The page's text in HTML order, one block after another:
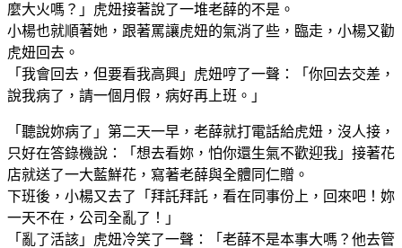
麼大火嗎？」虎妞接著說了一堆老薛的不是。
小楊也就順著她，跟著罵讓虎妞的氣消了些，臨走，小楊又勸
虎妞回去。
「我會回去，但要看我高興」虎妞哼了一聲：「你回去交差，
說我病了，請一個月假，病好再上班。」
「聽說妳病了」第二天一早，老薛就打電話給虎妞，沒人接，
只好在答錄機說：「想去看妳，怕你還生氣不歡迎我」接著花
店就送了一大藍鮮花，寫著老薛與全體同仁贈。
下班後，小楊又去了「拜託拜託，看在同事份上，回來吧！妳
一天不在，公司全亂了！」
「亂了活該」虎妞冷笑了一聲：「老薛不是本事大嗎？他去管